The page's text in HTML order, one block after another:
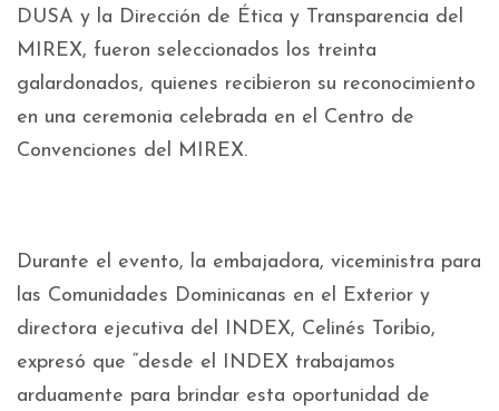
DUSA y la Dirección de Ética y Transparencia del
MIREX, fueron seleccionados los treinta
galardonados, quienes recibieron su reconocimiento
en una ceremonia celebrada en el Centro de
Convenciones del MIREX.
Durante el evento, la embajadora, viceministra para
las Comunidades Dominicanas en el Exterior y
directora ejecutiva del INDEX, Celinés Toribio,
expresó que “desde el INDEX trabajamos
arduamente para brindar esta oportunidad de